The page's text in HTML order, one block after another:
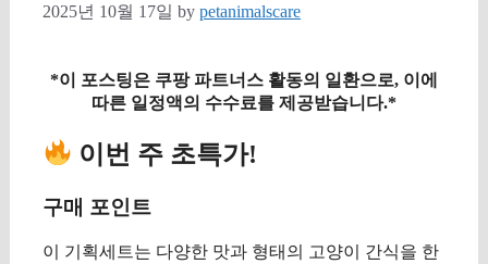
2025년 10월 17일 by petanimalscare
*이 포스팅은 쿠팡 파트너스 활동의 일환으로, 이에
따른 일정액의 수수료를 제공받습니다.*
이번 주 초특가!
구매 포인트
이 기획세트는 다양한 맛과 형태의 고양이 간식을 한